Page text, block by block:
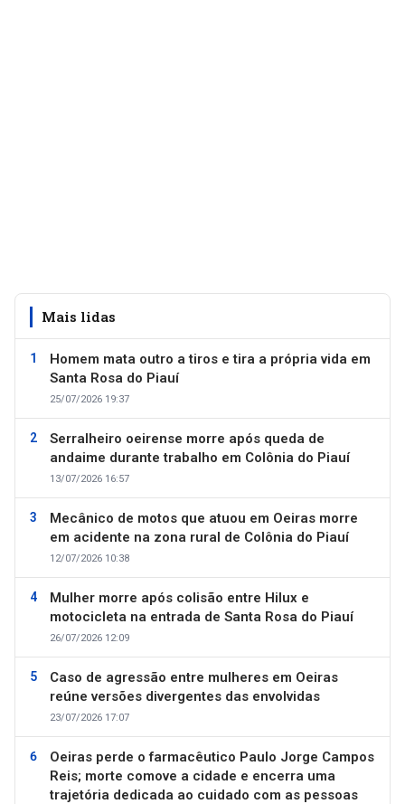
Mais lidas
Homem mata outro a tiros e tira a própria vida em
Santa Rosa do Piauí
25/07/2026 19:37
Serralheiro oeirense morre após queda de
andaime durante trabalho em Colônia do Piauí
13/07/2026 16:57
Mecânico de motos que atuou em Oeiras morre
em acidente na zona rural de Colônia do Piauí
12/07/2026 10:38
Mulher morre após colisão entre Hilux e
motocicleta na entrada de Santa Rosa do Piauí
26/07/2026 12:09
Caso de agressão entre mulheres em Oeiras
reúne versões divergentes das envolvidas
23/07/2026 17:07
Oeiras perde o farmacêutico Paulo Jorge Campos
Reis; morte comove a cidade e encerra uma
trajetória dedicada ao cuidado com as pessoas